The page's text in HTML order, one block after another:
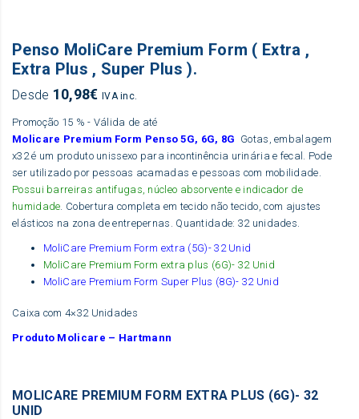
Penso MoliCare Premium Form ( Extra ,
Extra Plus , Super Plus ).
Desde 10,98€ IVA inc.
Promoção 15 % - Válida de até
Molicare Premium Form Penso 5G, 6G, 8G Gotas, embalagem
x32 é um produto unissexo para incontinência urinária e fecal. Pode
ser utilizado por pessoas acamadas e pessoas com mobilidade.
Possui barreiras antifugas, núcleo absorvente e indicador de
humidade . Cobertura completa em tecido não tecido, com ajustes
elásticos na zona de entrepernas. Quantidade: 32 unidades.
MoliCare Premium Form extra (5G)- 32 Unid
MoliCare Premium Form extra plus (6G)- 32 Unid
MoliCare Premium Form Super Plus (8G)- 32 Unid
Caixa com 4×32 Unidades
Produto Molicare – Hartmann
MOLICARE PREMIUM FORM EXTRA PLUS (6G)- 32
UNID